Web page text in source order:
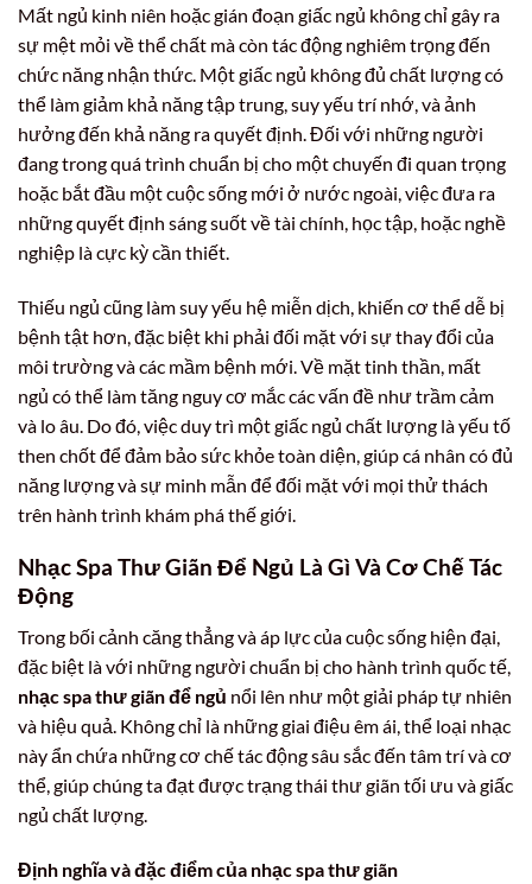
Mất ngủ kinh niên hoặc gián đoạn giấc ngủ không chỉ gây ra
sự mệt mỏi về thể chất mà còn tác động nghiêm trọng đến
chức năng nhận thức. Một giấc ngủ không đủ chất lượng có
thể làm giảm khả năng tập trung, suy yếu trí nhớ, và ảnh
hưởng đến khả năng ra quyết định. Đối với những người
đang trong quá trình chuẩn bị cho một chuyến đi quan trọng
hoặc bắt đầu một cuộc sống mới ở nước ngoài, việc đưa ra
những quyết định sáng suốt về tài chính, học tập, hoặc nghề
nghiệp là cực kỳ cần thiết.
Thiếu ngủ cũng làm suy yếu hệ miễn dịch, khiến cơ thể dễ bị
bệnh tật hơn, đặc biệt khi phải đối mặt với sự thay đổi của
môi trường và các mầm bệnh mới. Về mặt tinh thần, mất
ngủ có thể làm tăng nguy cơ mắc các vấn đề như trầm cảm
và lo âu. Do đó, việc duy trì một giấc ngủ chất lượng là yếu tố
then chốt để đảm bảo sức khỏe toàn diện, giúp cá nhân có đủ
năng lượng và sự minh mẫn để đối mặt với mọi thử thách
trên hành trình khám phá thế giới.
Nhạc Spa Thư Giãn Để Ngủ Là Gì Và Cơ Chế Tác
Động
Trong bối cảnh căng thẳng và áp lực của cuộc sống hiện đại,
đặc biệt là với những người chuẩn bị cho hành trình quốc tế,
nhạc spa thư giãn để ngủ nổi lên như một giải pháp tự nhiên
và hiệu quả. Không chỉ là những giai điệu êm ái, thể loại nhạc
này ẩn chứa những cơ chế tác động sâu sắc đến tâm trí và cơ
thể, giúp chúng ta đạt được trạng thái thư giãn tối ưu và giấc
ngủ chất lượng.
Định nghĩa và đặc điểm của nhạc spa thư giãn